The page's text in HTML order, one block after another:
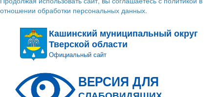
отношении обработки персональных данных.